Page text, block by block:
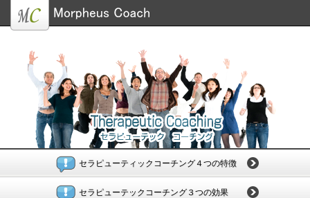
セラピューティックコーチング４つの特徴
セラピューテックコーチング３つの効果